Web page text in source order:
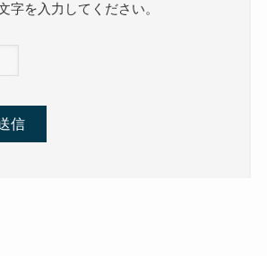
字を入力してください。